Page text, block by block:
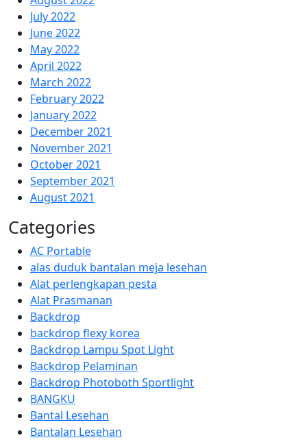
July 2022
June 2022
May 2022
April 2022
March 2022
February 2022
January 2022
December 2021
November 2021
October 2021
September 2021
August 2021
Categories
AC Portable
alas duduk bantalan meja lesehan
Alat perlengkapan pesta
Alat Prasmanan
Backdrop
backdrop flexy korea
Backdrop Lampu Spot Light
Backdrop Pelaminan
Backdrop Photoboth Sportlight
BANGKU
Bantal Lesehan
Bantalan Lesehan